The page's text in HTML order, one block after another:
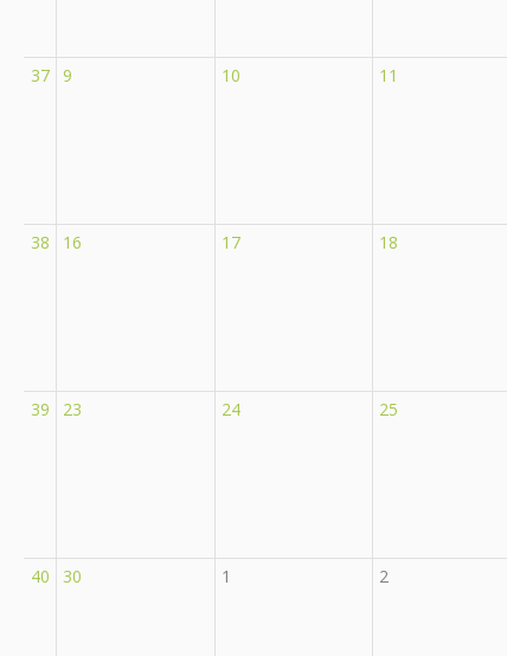
37 9 10 11
38 16 17 18
39 23 24 25
40 30 1 2